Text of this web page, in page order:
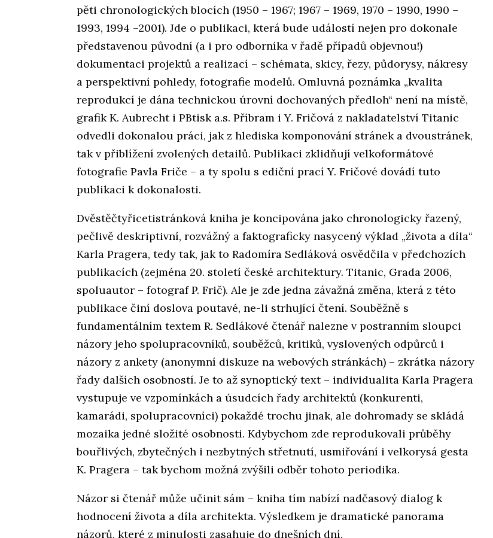
pěti chronologických blocích (1950 – 1967; 1967 – 1969, 1970 – 1990, 1990 –
1993, 1994 –2001). Jde o publikaci, která bude událostí nejen pro dokonale
představenou původní (a i pro odborníka v řadě případů objevnou!)
dokumentaci projektů a realizací – schémata, skicy, řezy, půdorysy, nákresy
a perspektivní pohledy, fotografie modelů. Omluvná poznámka „kvalita
reprodukcí je dána technickou úrovní dochovaných předloh“ není na místě,
grafik K. Aubrecht i PBtisk a.s. Příbram i Y. Fričová z nakladatelství Titanic
odvedli dokonalou práci, jak z hlediska komponování stránek a dvoustránek,
tak v přiblížení zvolených detailů. Publikaci zklidňují velkoformátové
fotografie Pavla Friče – a ty spolu s ediční prací Y. Fričové dovádí tuto
publikaci k dokonalosti.
Dvěstěčtyřicetistránková kniha je koncipována jako chronologicky řazený,
pečlivě deskriptivní, rozvážný a faktograficky nasycený výklad „života a díla“
Karla Pragera, tedy tak, jak to Radomíra Sedláková osvědčila v předchozích
publikacích (zejména 20. století české architektury. Titanic, Grada 2006,
spoluautor – fotograf P. Frič). Ale je zde jedna závažná změna, která z této
publikace činí doslova poutavé, ne-li strhující čtení. Souběžně s
fundamentálním textem R. Sedlákové čtenář nalezne v postranním sloupci
názory jeho spolupracovníků, souběžců, kritiků, vyslovených odpůrců i
názory z ankety (anonymní diskuze na webových stránkách) – zkrátka názory
řady dalších osobností. Je to až synoptický text – individualita Karla Pragera
vystupuje ve vzpomínkách a úsudcích řady architektů (konkurenti,
kamarádi, spolupracovníci) pokaždé trochu jinak, ale dohromady se skládá
mozaika jedné složité osobnosti. Kdybychom zde reprodukovali průběhy
bouřlivých, zbytečných i nezbytných střetnutí, usmiřování i velkorysá gesta
K. Pragera – tak bychom možná zvýšili odběr tohoto periodika.
Názor si čtenář může učinit sám – kniha tím nabízí nadčasový dialog k
hodnocení života a díla architekta. Výsledkem je dramatické panorama
názorů, které z minulosti zasahuje do dnešních dní.